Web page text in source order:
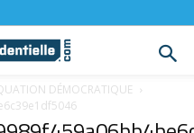
DÉMOCRATIQUE